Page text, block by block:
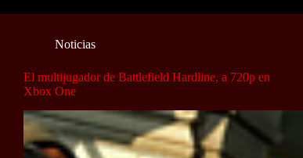
Noticias
El multijugador de Battlefield Hardline, a 720p en
Xbox One